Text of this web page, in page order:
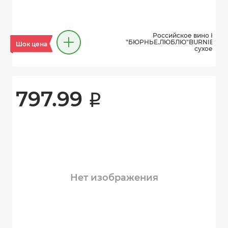
Шок цена
Российское вино
сухое,
797.99 i
Нет изображения